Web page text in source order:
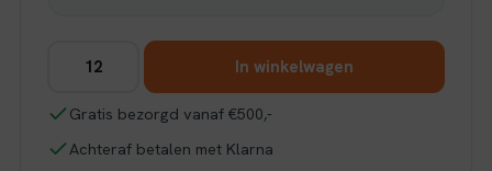
Spigato
Estino
punt
In winkelwagen
Gratis bezorgd vanaf €500,-
Achteraf betalen met Klarna